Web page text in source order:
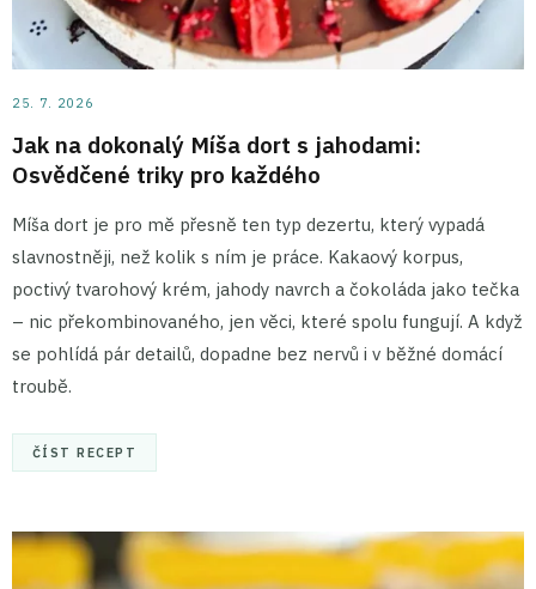
25. 7. 2026
Jak na dokonalý Míša dort s jahodami:
Osvědčené triky pro každého
Míša dort je pro mě přesně ten typ dezertu, který vypadá
slavnostněji, než kolik s ním je práce. Kakaový korpus,
poctivý tvarohový krém, jahody navrch a čokoláda jako tečka
– nic překombinovaného, jen věci, které spolu fungují. A když
se pohlídá pár detailů, dopadne bez nervů i v běžné domácí
troubě.
ČÍST RECEPT